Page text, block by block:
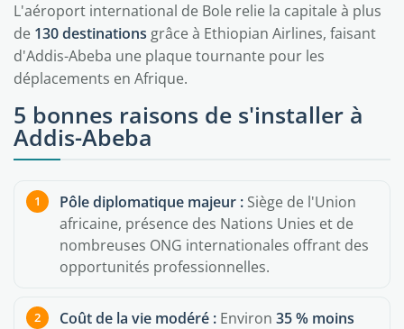
L'aéroport international de Bole relie la capitale à plus
de 130 destinations grâce à Ethiopian Airlines, faisant
d'Addis-Abeba une plaque tournante pour les
déplacements en Afrique.
5 bonnes raisons de s'installer à
Addis-Abeba
Pôle diplomatique majeur : Siège de l'Union
africaine, présence des Nations Unies et de
nombreuses ONG internationales offrant des
opportunités professionnelles.
Coût de la vie modéré : Environ 35 % moins